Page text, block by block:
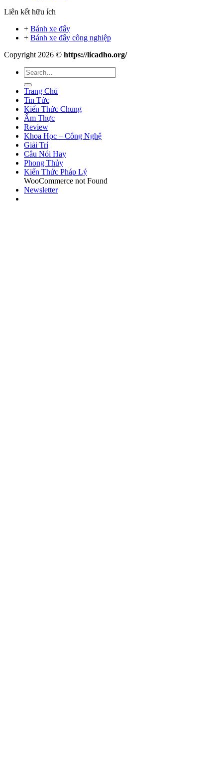
Liên kết hữu ích
+ Bánh xe đẩy
+ Bánh xe đẩy công nghiệp
Copyright 2026 © https://licadho.org/
Trang Chủ
Tin Tức
Kiến Thức Chung
Ẩm Thực
Review
Khoa Học – Công Nghệ
Giải Trí
Câu Nói Hay
Phong Thủy
Kiến Thức Pháp Lý
WooCommerce not Found
Newsletter